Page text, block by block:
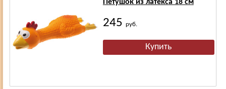
Петушок из латекса 18 см
245 руб.